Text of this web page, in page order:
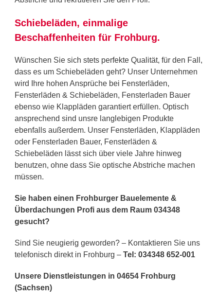
Schiebeläden, einmalige
Beschaffenheiten für Frohburg.
Wünschen Sie sich stets perfekte Qualität, für den Fall,
dass es um Schiebeläden geht? Unser Unternehmen
wird Ihre hohen Ansprüche bei Fensterläden,
Fensterläden & Schiebeläden, Fensterladen Bauer
ebenso wie Klappläden garantiert erfüllen. Optisch
ansprechend sind unsre langlebigen Produkte
ebenfalls außerdem. Unser Fensterläden, Klappläden
oder Fensterladen Bauer, Fensterläden &
Schiebeläden lässt sich über viele Jahre hinweg
benutzen, ohne dass Sie optische Abstriche machen
müssen.
Sie haben einen Frohburger Bauelemente &
Überdachungen Profi aus dem Raum 034348
gesucht?
Sind Sie neugierig geworden? – Kontaktieren Sie uns
telefonisch direkt in Frohburg – Tel: 034348 652-001
Unsere Dienstleistungen in 04654 Frohburg
(Sachsen)